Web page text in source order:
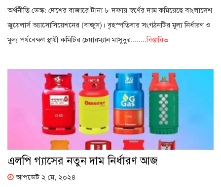
অর্থনীতি ডেস্ক: দেশের বাজারে টানা ৮ দফায় স্বর্ণের দাম কমিয়েছে বাংলাদেশ
জুয়েলার্স অ্যাসোসিয়েশনের (বাজুস)। বৃহস্পতিবার সংগঠনটির মূল্য নির্ধারণ ও
মূল্য পর্যবেক্ষণ স্থায়ী কমিটির চেয়ারম্যান মাসুদুর........বিস্তারিত
এলপি গ্যাসের নতুন দাম নির্ধারণ আজ
আপডেট ২ মে, ২০২৪